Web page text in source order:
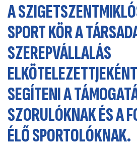
A
SPORT KÖR A
SZEREPVÁLLALÁS
SEGÍTENI A
SZORULÓKNAK ÉS A
ÉLŐ SPORTOLÓKNAK.